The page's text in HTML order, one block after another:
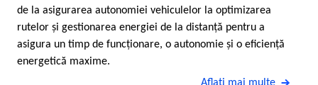
de la asigurarea autonomiei vehiculelor la optimizarea
rutelor şi gestionarea energiei de la distanţă pentru a
asigura un timp de funcţionare, o autonomie şi o eficienţă
energetică maxime.
Aflaţi mai multe